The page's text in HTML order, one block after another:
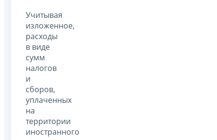
Учитывая
изложенное,
расходы
в виде
сумм
налогов
и
сборов,
уплаченных
на
территории
иностранного